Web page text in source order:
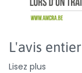
L'avis entier
Lisez plus